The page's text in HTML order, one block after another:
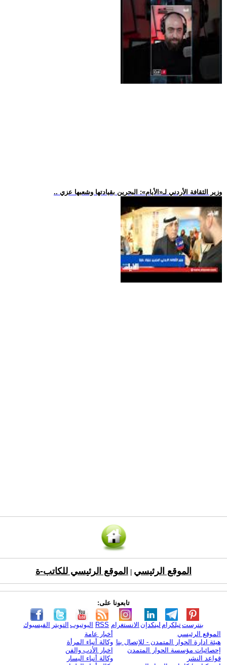
.. وزير الثقافة الأردني لـ«الأيام»: البحرين بقيادتها وشعبها عزي
الموقع الرئيسي الموقع الرئيسي للكاتب-ة
تابعونا على:
الفيسبوك التويتر اليوتيوب RSS الانستغرام لينكدإن تيلكرامبنترست
الموقع الرئيسي
هيئة ادارة الحوار المتمدن - للإتصال بنا
إحصائيات مؤسسة الحوار المتمدن
قواعد النشر
أخبار عامة
وكالة أنباء المرأة
اخبار الأدب والفن
وكالة أنباء اليسار